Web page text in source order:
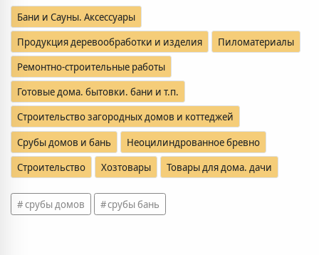
Бани и Сауны. Аксессуары
Продукция деревообработки и изделия
Пиломатериалы
Ремонтно-строительные работы
Готовые дома. бытовки. бани и т.п.
Строительство загородных домов и коттеджей
Срубы домов и бань
Неоцилиндрованное бревно
Строительство
Хозтовары Товары для дома. дачи
срубы домов срубы бань